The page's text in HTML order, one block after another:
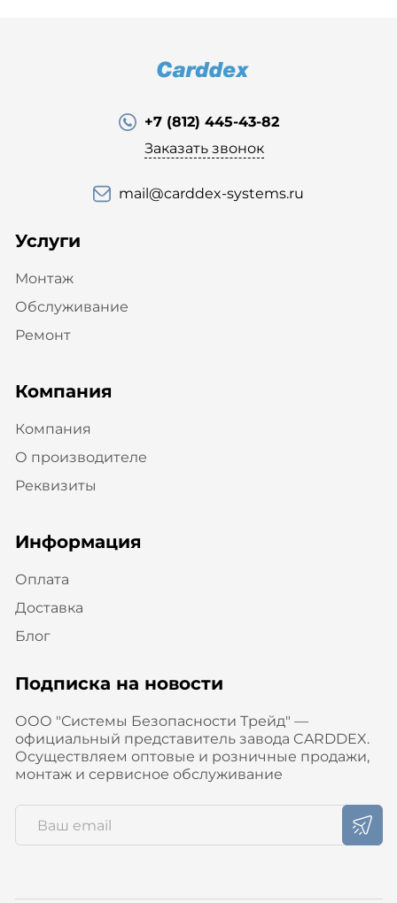
+7 (812) 445-43-82
Заказать звонок
mail@carddex-systems.ru
Услуги
Монтаж
Обслуживание
Ремонт
Компания
Компания
О производителе
Реквизиты
Информация
Оплата
Доставка
Блог
Подписка на новости
ООО "Системы Безопасности Трейд" —
официальный представитель завода CARDDEX.
Осуществляем оптовые и розничные продажи,
монтаж и сервисное обслуживание